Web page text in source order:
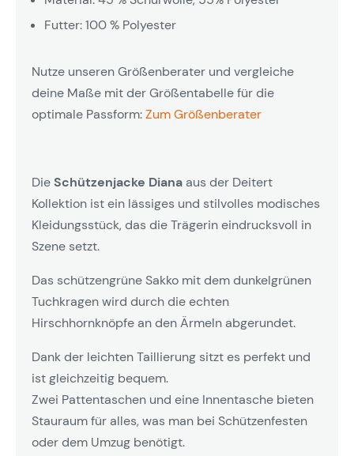
Futter: 100 % Polyester
Nutze unseren Größenberater und vergleiche
deine Maße mit der Größentabelle für die
optimale Passform:Zum Größenberater
Die Schützenjacke Dianaaus der Deitert
Kollektion ist ein lässiges und stilvolles modisches
Kleidungsstück, das die Trägerin eindrucksvoll in
Szene setzt.
Das schützengrüne Sakko mit dem dunkelgrünen
Tuchkragen wird durch die echten
Hirschhornknöpfe an den Ärmeln abgerundet.
Dank der leichten Taillierung sitzt es perfekt und
ist gleichzeitig bequem.
Zwei Pattentaschen und eine Innentasche bieten
Stauraum für alles, was man bei Schützenfesten
oder dem Umzug benötigt.